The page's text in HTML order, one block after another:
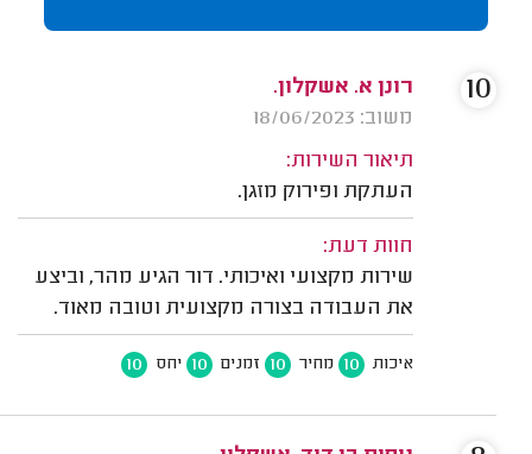
רונן א. אשקלון.
משוב: 18/06/2023
תיאור השירות:
העתקת ופירוק מזגן.
חוות דעת:
שירות מקצועי ואיכותי. דור הגיע מהר, וביצע
את העבודה בצורה מקצועית וטובה מאוד.
איכות 10 מחיר 10 זמנים 10 יחס 10
10